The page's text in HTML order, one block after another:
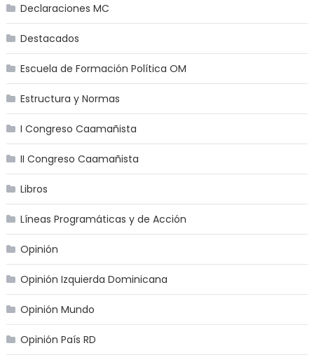
Declaraciones MC
Destacados
Escuela de Formación Política OM
Estructura y Normas
I Congreso Caamañista
II Congreso Caamañista
Libros
Líneas Programáticas y de Acción
Opinión
Opinión Izquierda Dominicana
Opinión Mundo
Opinión País RD